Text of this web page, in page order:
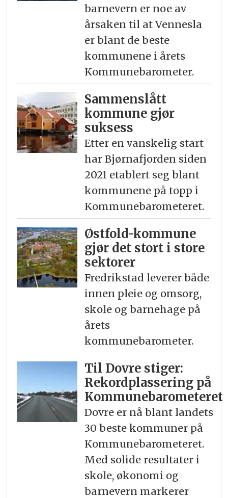
barnevern er noe av
årsaken til at Vennesla
er blant de beste
kommunene i årets
Kommunebarometer.
Sammenslått
kommune gjør
suksess
Etter en vanskelig start
har Bjørnafjorden siden
2021 etablert seg blant
kommunene på topp i
Kommunebarometeret.
Østfold-kommune
gjør det stort i store
sektorer
Fredrikstad leverer både
innen pleie og omsorg,
skole og barnehage på
årets
kommunebarometer.
Til Dovre stiger:
Rekord­plassering på
Kommunebarometeret
Dovre er nå blant landets
30 beste kommuner på
Kommunebarometeret.
Med solide resultater i
skole, økonomi og
barnevern markerer